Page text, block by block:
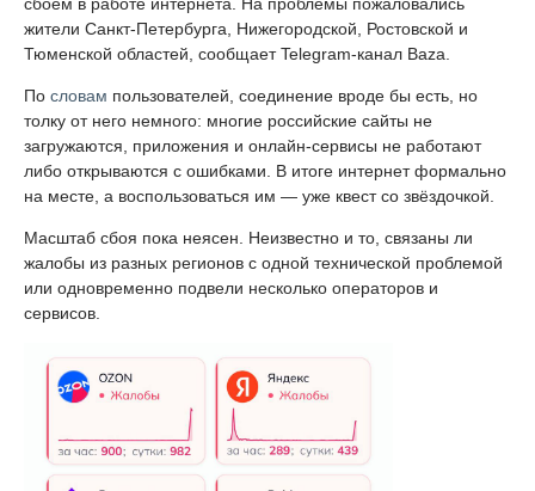
жители Санкт-Петербурга, Нижегородской, Ростовской и
Тюменской областей, сообщает Telegram-канал Baza.
По словам пользователей, соединение вроде бы есть, но
толку от него немного: многие российские сайты не
загружаются, приложения и онлайн-сервисы не работают
либо открываются с ошибками. В итоге интернет формально
на месте, а воспользоваться им — уже квест со звёздочкой.
Масштаб сбоя пока неясен. Неизвестно и то, связаны ли
жалобы из разных регионов с одной технической проблемой
или одновременно подвели несколько операторов и
сервисов.